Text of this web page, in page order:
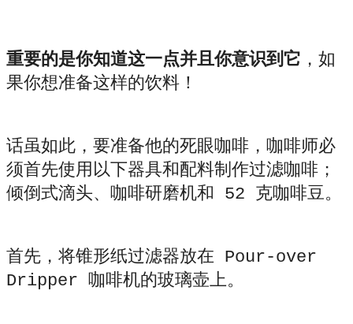
重要的是你知道这一点并且你意识到它 ，如
果你想准备这样的饮料！
话虽如此，要准备他的死眼咖啡，咖啡师必
须首先使用以下器具和配料制作过滤咖啡；
倾倒式滴头、咖啡研磨机和 52 克咖啡豆。
首先，将锥形纸过滤器放在 Pour-over
Dripper 咖啡机的玻璃壶上。